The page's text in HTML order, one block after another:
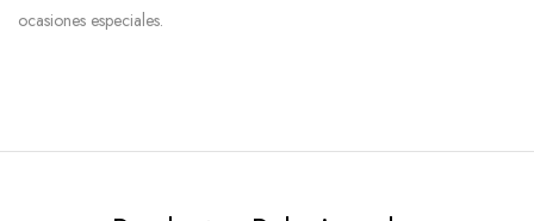
ocasiones especiales.